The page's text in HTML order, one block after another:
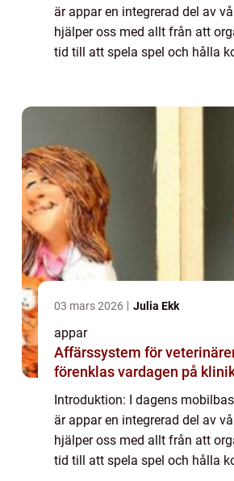
är appar en integrerad del av
hjälper oss med allt från att
tid till att spela spel och hålla
03 mars 2026 Julia Ekk
appar
Affärssystem för veterinärer
förenklas vardagen på
Introduktion: I dagens
är appar en integrerad del av
hjälper oss med allt från att
tid till att spela spel och hålla